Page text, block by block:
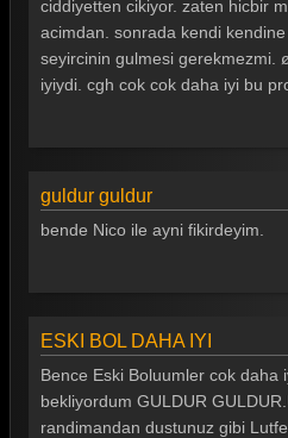
Güldür güldür 254. Bölüm
Güldür güldür 253. Bölüm
Güldür güldür 250. Bölüm
Güldür güldür 247. Bölüm
Güldür güldür 246. Bölüm
Güldür güldür 245. Bölüm
ciddiyetten cikiyor. zaten hicbir
acimdan. sonrada kendi
seyircinin gulmesi gerekmezmi.
iyiydi. cgh cok cok daha iyi bu
guldur guldur
bende Nico ile ayni fikirdeyim.
ESKI BOL DAHA IYI
Bence Eski Boluumler cok daha
bekliyordum GULDUR
randimandan dustunuz gibi